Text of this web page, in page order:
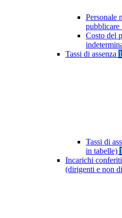
Personale
pubblicare
Costo del
Tassi di assenza
Tassi di
in tabelle)
Incarichi
(dirigenti e non